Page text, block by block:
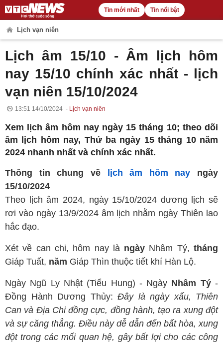
Tin mới nhất Tin nổi bật
Lịch vạn niên
Lịch âm 15/10 - Âm lịch hôm
nay 15/10 chính xác nhất - lịch
vạn niên 15/10/2024
13:51 14/10/2024 Lịch vạn niên
Xem lịch âm hôm nay ngày 15 tháng 10; theo dõi
âm lịch hôm nay, Thứ ba ngày 15 tháng 10 năm
2024 nhanh nhất và chính xác nhất.
Thông tin chung về lịch âm hôm nay ngày
15/10/2024
Theo lịch âm 2024, ngày 15/10/2024 dương lịch sẽ
rơi vào ngày 13/9/2024 âm lịch nhằm ngày Thiên lao
hắc đạo.
Xét về can chi, hôm nay là ngày Nhâm Tý,tháng
Giáp Tuất, năm Giáp Thìn thuộc tiết khí Hàn Lộ.
Ngày Ngũ Ly Nhật (Tiểu Hung) - Ngày Nhâm Tý-
Đồng Hành Dương Thủy: Đây là ngày xấu, Thiên
Can và Địa Chi đồng cực, đồng hành, tạo ra xung đột
và sự căng thẳng. Điều này dễ dẫn đến bất hòa, xung
đột trong các mối quan hệ, gây bất lợi cho các công